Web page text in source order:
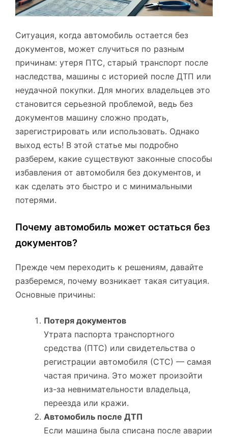
Ситуация, когда автомобиль остается без
документов, может случиться по разным
причинам: утеря ПТС, старый транспорт после
наследства, машины с историей после ДТП или
неудачной покупки. Для многих владельцев это
становится серьезной проблемой, ведь без
документов машину сложно продать,
зарегистрировать или использовать. Однако
выход есть! В этой статье мы подробно
разберем, какие существуют законные способы
избавления от автомобиля без документов, и
как сделать это быстро и с минимальными
потерями.
Почему автомобиль может остаться без
документов?
Прежде чем переходить к решениям, давайте
разберемся, почему возникает такая ситуация.
Основные причины:
Потеря документов
Утрата паспорта транспортного
средства (ПТС) или свидетельства о
регистрации автомобиля (СТС) — самая
частая причина. Это может произойти
из-за невнимательности владельца,
переезда или кражи.
Автомобиль после ДТП
Если машина была списана после аварии